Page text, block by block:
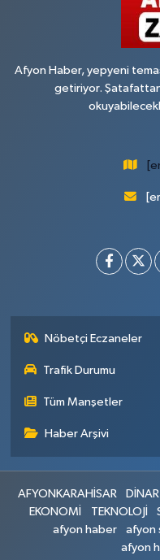
Afyon Haber, yepyeni
getiriyor. Şatafattan
Nöbetçi Eczaneler
Trafik Durumu
Tüm Manşetler
Haber Arşivi
AFYONKARAHİSAR DİNAR
EKONOMİ
TEKNOLOJİ
afyon haber
afyon
afyon